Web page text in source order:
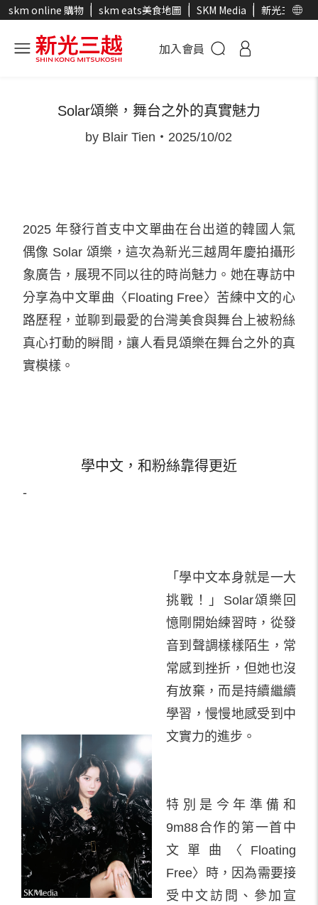
skm online 購物 skm eats美食地圖 SKM Media 新光三越官
加入會員
封面人物 時尚選物
Solar頌樂，舞台之外的真實魅力
by Blair Tien・2025/10/02
2025 年發行首支中文單曲在台出道的韓國人氣
偶像 Solar 頌樂，這次為新光三越周年慶拍攝形
象廣告，展現不同以往的時尚魅力。她在專訪中
分享為中文單曲〈Floating Free〉苦練中文的心
路歷程，並聊到最愛的台灣美食與舞台上被粉絲
真心打動的瞬間，讓人看見頌樂在舞台之外的真
實模樣。
學中文，和粉絲靠得更近
-
「學中文本身就是一大
挑戰！」Solar頌樂回
憶剛開始練習時，從發
音到聲調樣樣陌生，常
常感到挫折，但她也沒
有放棄，而是持續繼續
學習，慢慢地感受到中
文實力的進步。
特別是今年準備和
9m88合作的第一首中
文單曲〈Floating
Free〉時，因為需要接
受中文訪問、參加宣